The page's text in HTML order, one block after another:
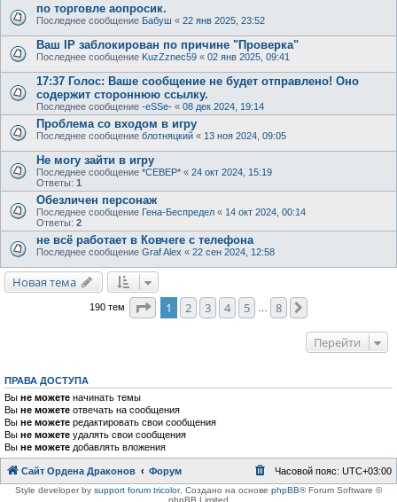
по торговле аопросик.
Последнее сообщение Бабуш « 22 янв 2025, 23:52
Ваш IP заблокирован по причине "Проверка"
Последнее сообщение KuzZznec59 « 02 янв 2025, 09:41
17:37 Голос: Ваше сообщение не будет отправлено! Оно
содержит стороннюю ссылку.
Последнее сообщение -eSSe- « 08 дек 2024, 19:14
Проблема со входом в игру
Последнее сообщение блотняцкий « 13 ноя 2024, 09:05
Не могу зайти в игру
Последнее сообщение *СЕВЕР* « 24 окт 2024, 15:19
Ответы: 1
Обезличен персонаж
Последнее сообщение Гена-Беспредел « 14 окт 2024, 00:14
Ответы: 2
не всё работает в Ковчеге с телефона
Последнее сообщение Graf Alex « 22 сен 2024, 12:58
Новая тема
190 тем Страница1 из
1 2 3 4 5 8
Перейти
ПРАВА ДОСТУПА
Вы не можете начинать темы
Вы не можете отвечать на сообщения
Вы не можете редактировать свои сообщения
Вы не можете удалять свои сообщения
Вы не можете добавлять вложения
Сайт Ордена Драконов Форум Часовой пояс: UTC+03:00
Style developer by support forum tricolor, Создано на основе phpBB® Forum Software ©
phpBB Limited